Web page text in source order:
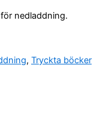
nedladdning.
, Tryckta böcker